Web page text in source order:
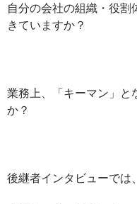
自分の会社の組織・役
きていますか？
業務上、「キーマン」と
か？
後継者インタビューでは、